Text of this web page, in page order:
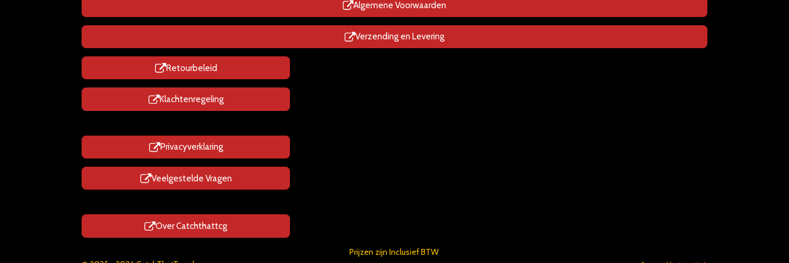
p
Algemene Voorwaarden
Verzending en Levering
Retourbeleid
Klachtenregeling
Privacyverklaring
Veelgestelde Vragen
Over Catchthattcg
Prijzen zijn Inclusief BTW